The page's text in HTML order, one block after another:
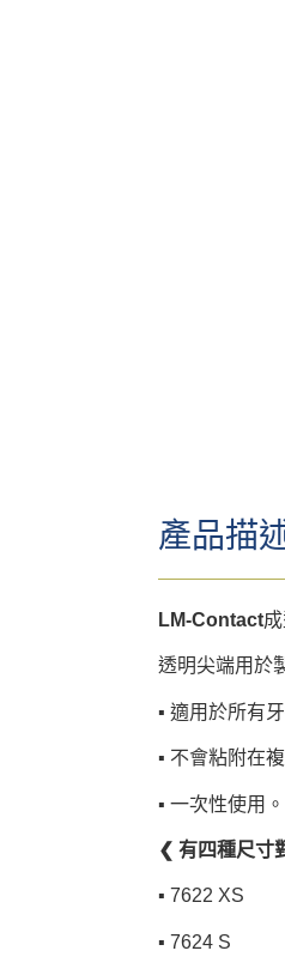
產品描
LM-Contact
透明尖端用於
▪︎ 適用於所有
▪︎ 不會粘附在
▪︎ 一次性使用。
❮ 有四種尺寸
▪︎ 7622 XS
▪︎ 7624 S